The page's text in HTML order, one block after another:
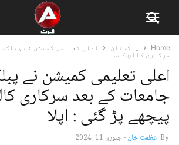
Home پاکستان
اعلی تعلیمی کمیشن نے پبلک
سرکاری کالج کے...
اعلی تعلیمی کمیشن نے
جامعات کے بعد سرکاری
پیچھے پڑ گئی : اپلا
By عظمت خان-جنوری 11, 2024